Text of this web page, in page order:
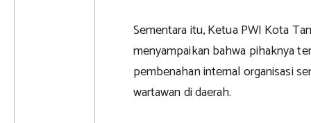
Sementara itu, Ketua PWI Kota
menyampaikan bahwa pihaknya
pembenahan internal organisasi
wartawan di daerah.